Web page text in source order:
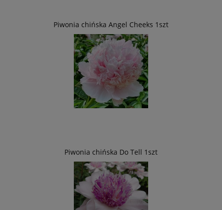
Piwonia chińska Angel Cheeks 1szt
Piwonia chińska Do Tell 1szt